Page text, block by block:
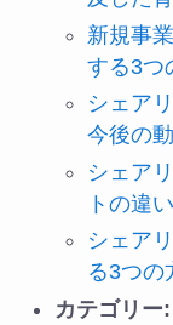
新規事
する3つ
シェア
今後の
シェア
トの違
シェア
る3つの
カテゴリー: